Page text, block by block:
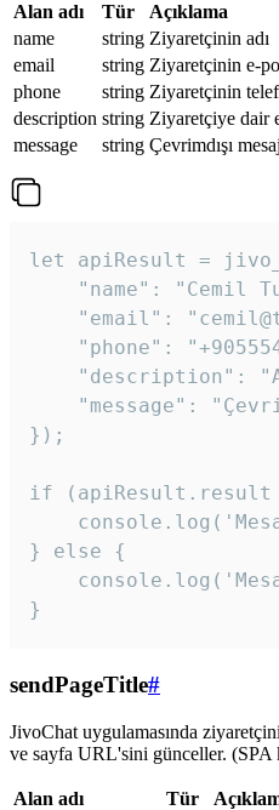
Alan adı Tür
Açıklama
name
string Ziyaretçinin adı
email
string Ziyaretçinin e-
phone
string Ziyaretçinin
description string Ziyaretçiye dair
message
string Çevrimdışı
let apiResult =
"name": "Cemil
"email":
"phone":
"description":
"message":
});
if
} else {
}
sendPageTitle#
JivoChat uygulamasında
ve sayfa URL'sini günceller. (SPA
Alan adı Tür